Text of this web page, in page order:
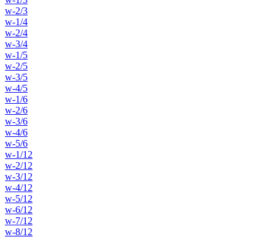
w-2/3
w-1/4
w-2/4
w-3/4
w-1/5
w-2/5
w-3/5
w-4/5
w-1/6
w-2/6
w-3/6
w-4/6
w-5/6
w-1/12
w-2/12
w-3/12
w-4/12
w-5/12
w-6/12
w-7/12
w-8/12